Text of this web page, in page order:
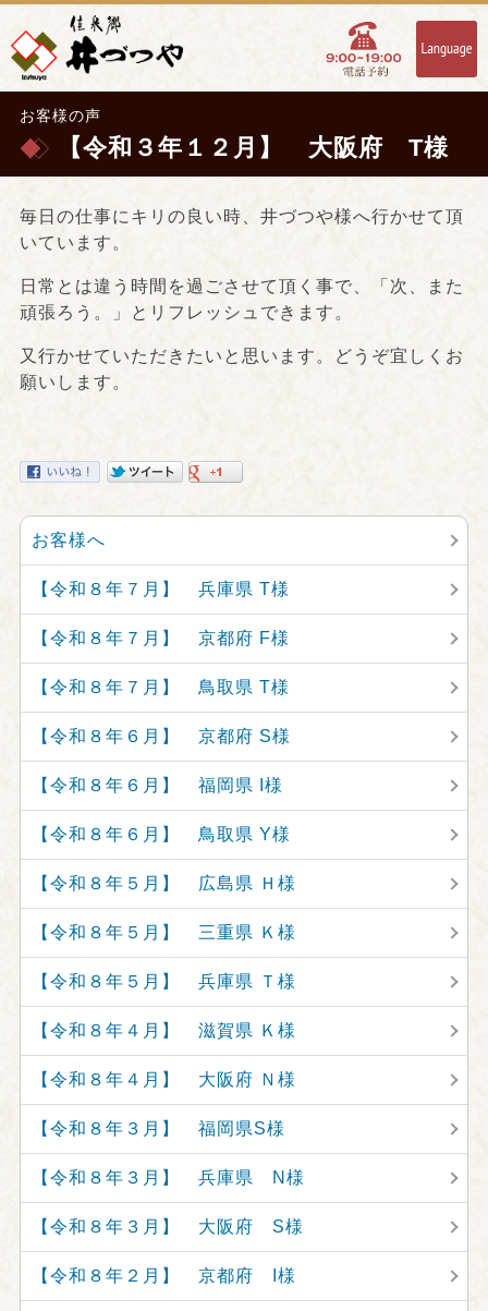
お客様の声
【令和３年１２月】 大阪府 T様
毎日の仕事にキリの良い時、井づつや様へ行かせて頂
いています。
日常とは違う時間を過ごさせて頂く事で、「次、また
頑張ろう。」とリフレッシュできます。
又行かせていただきたいと思います。どうぞ宜しくお
願いします。
お客様へ
【令和８年７月】 兵庫県 T様
【令和８年７月】 京都府 F様
【令和８年７月】 鳥取県 T様
【令和８年６月】 京都府 S様
【令和８年６月】 福岡県 I様
【令和８年６月】 鳥取県 Y様
【令和８年５月】 広島県 Ｈ様
【令和８年５月】 三重県 Ｋ様
【令和８年５月】 兵庫県 Ｔ様
【令和８年４月】 滋賀県 Ｋ様
【令和８年４月】 大阪府 Ｎ様
【令和８年３月】 福岡県S様
【令和８年３月】 兵庫県 N様
【令和８年３月】 大阪府 S様
【令和８年２月】 京都府 I様